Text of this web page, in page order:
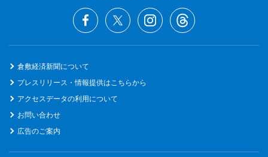
倉敷経済新聞について
プレスリリース・情報提供はこちらから
アクセスデータの利用について
お問い合わせ
広告のご案内